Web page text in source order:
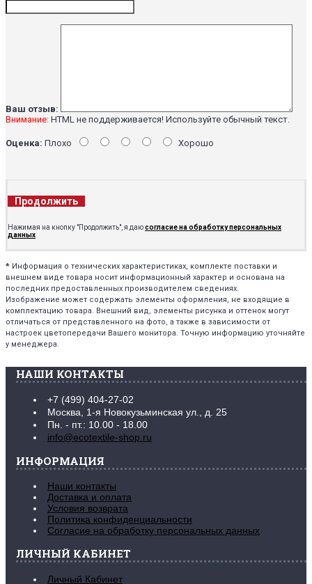
Ваш отзыв:
Внимание: HTML не поддерживается! Используйте обычный текст.
Оценка: Плохо Хорошо
Продолжить
Нажимая на кнопку "Продолжить", я даюсогласие на обработку персональных
данных
* Информация о технических характеристиках, комплекте поставки и
внешнем виде товара носит информационный характер и основана на
последних предоставленных производителем сведениях.
Изображение может содержать элементы оформления, не входящие в
комплектацию товара. Внешний вид, элементы рисунка и оттенок могут
отличаться от представленного на фото, а также в зависимости от
настроек цветопередачи Вашего монитора. Точную информацию уточняйте
у менеджера.
НАШИ КОНТАКТЫ
+7 (499) 404-27-02
Москва, 1-я Новокузьминская ул., д. 25
Пн. - пт.: 10.00 - 18.00
info@ecotextile-shop.ru
ИНФОРМАЦИЯ
Наши контакты
Доставка и оплата
Условия возврата
Политика конфиденциальности
Согласие на обработку персональных данных
ЛИЧНЫЙ КАБИНЕТ
Личный Кабинет